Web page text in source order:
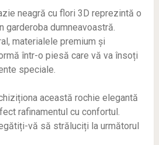
neagră cu flori 3D reprezintă o
garderoba dumneavoastră.
materialele premium și
într-o piesă care vă va însoți
speciale.
această rochie elegantă
rafinamentul cu confortul.
vă să străluciți la următorul